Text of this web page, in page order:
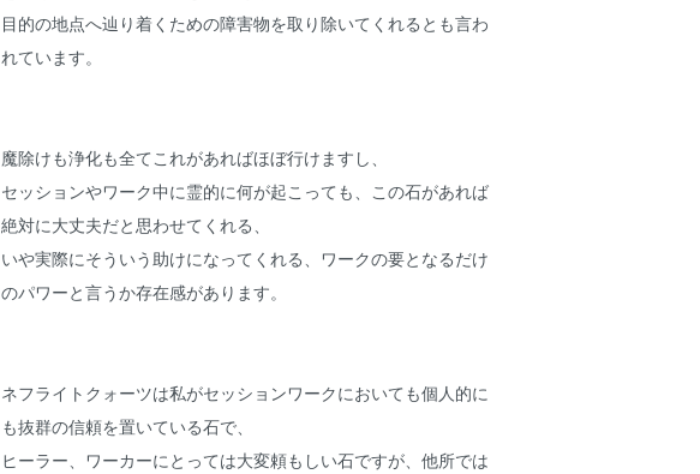
目的の地点へ辿り着くための障害物を取り除いてくれるとも言わ
れています。
魔除けも浄化も全てこれがあればほぼ行けますし、
セッションやワーク中に霊的に何が起こっても、この石があれば
絶対に大丈夫だと思わせてくれる、
いや実際にそういう助けになってくれる、ワークの要となるだけ
のパワーと言うか存在感があります。
ネフライトクォーツは私がセッションワークにおいても個人的に
も抜群の信頼を置いている石で、
ヒーラー、ワーカーにとっては大変頼もしい石ですが、他所では